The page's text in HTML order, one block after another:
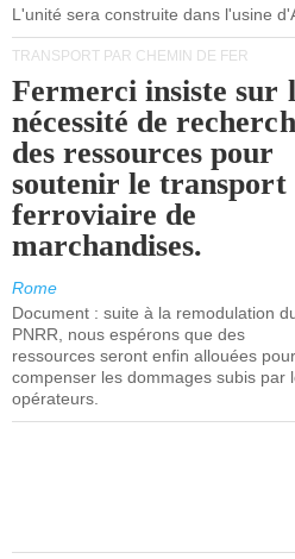
L'unité sera construite dans l'usine
TRANSPORT PAR CHEMIN DE FER
Fermerci insiste sur
nécessité de
des ressources pour
soutenir le transport
ferroviaire de
marchandises.
Rome
Document : suite à la remodulation
PNRR, nous espérons que des
ressources seront enfin allouées pour
compenser les dommages subis par
opérateurs.